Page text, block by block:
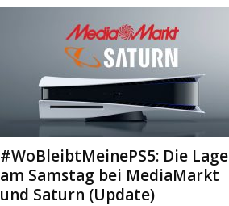
#WoBleibtMeinePS5: Die Lage
am Samstag bei MediaMarkt
und Saturn (Update)